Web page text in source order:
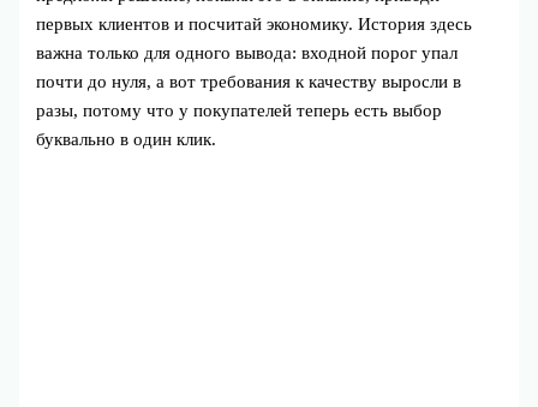
первых клиентов и посчитай экономику. История здесь
важна только для одного вывода: входной порог упал
почти до нуля, а вот требования к качеству выросли в
разы, потому что у покупателей теперь есть выбор
буквально в один клик.